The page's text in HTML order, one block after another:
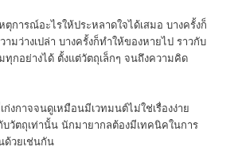
ตุการณ์อะไรให้ประหลาดใจได้เสมอ บางครั้งก็
มว่างเปล่า บางครั้งก็ทำให้ของหายไป ราวกับ
ทุกอย่างได้ ตั้งแต่วัตถุเล็กๆ จนถึงความคิด
งกาจจนดูเหมือนมีเวทมนต์ไม่ใช่เรื่องง่าย
วัตถุเท่านั้น นักมายากลต้องมีเทคนิคในการ
ด้วยเช่นกัน